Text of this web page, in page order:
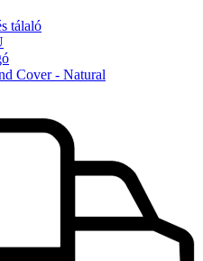
tálaló
Cover - Natural